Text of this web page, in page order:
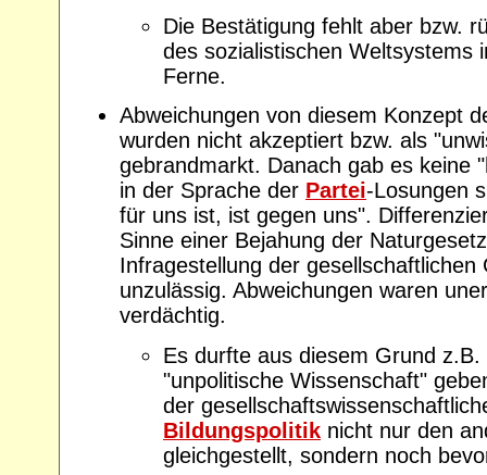
Die Bestätigung fehlt aber bzw.
des sozialistischen Weltsystems
Ferne.
Abweichungen von diesem Konzept
wurden nicht akzeptiert bzw. als
gebrandmarkt. Danach gab es keine
in der Sprache der Partei-Losungen
für uns ist, ist gegen uns".
Sinne einer Bejahung der
Infragestellung der gesellschaftlichen
unzulässig. Abweichungen waren
verdächtig.
Es durfte aus diesem Grund z.B.
"unpolitische Wissenschaft"
der
Bildungspolitik nicht nur den
gleichgestellt, sondern noch